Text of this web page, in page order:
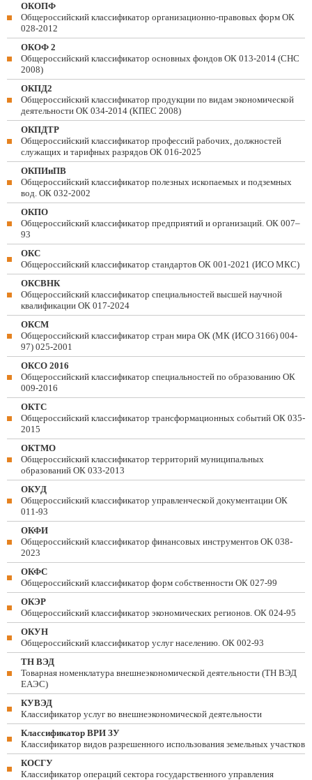
ОКОПФ
Общероссийский классификатор организационно-правовых форм ОК
028-2012
ОКОФ 2
Общероссийский классификатор основных фондов ОК 013-2014 (СНС
2008)
ОКПД2
Общероссийский классификатор продукции по видам экономической
деятельности ОК 034-2014 (КПЕС 2008)
ОКПДТР
Общероссийский классификатор профессий рабочих, должностей
служащих и тарифных разрядов ОК 016-2025
ОКПИиПВ
Общероссийский классификатор полезных ископаемых и подземных
вод. ОК 032-2002
ОКПО
Общероссийский классификатор предприятий и организаций. ОК 007–
93
ОКС
Общероссийский классификатор стандартов ОК 001-2021 (ИСО МКС)
ОКСВНК
Общероссийский классификатор специальностей высшей научной
квалификации ОК 017-2024
ОКСМ
Общероссийский классификатор стран мира ОК (МК (ИСО 3166) 004-
97) 025-2001
ОКСО 2016
Общероссийский классификатор специальностей по образованию ОК
009-2016
ОКТС
Общероссийский классификатор трансформационных событий ОК 035-
2015
ОКТМО
Общероссийский классификатор территорий муниципальных
образований ОК 033-2013
ОКУД
Общероссийский классификатор управленческой документации ОК
011-93
ОКФИ
Общероссийский классификатор финансовых инструментов OK 038-
2023
ОКФС
Общероссийский классификатор форм собственности ОК 027-99
ОКЭР
Общероссийский классификатор экономических регионов. ОК 024-95
ОКУН
Общероссийский классификатор услуг населению. ОК 002-93
ТН ВЭД
Товарная номенклатура внешнеэкономической деятельности (ТН ВЭД
ЕАЭС)
КУВЭД
Классификатор услуг во внешнеэкономической деятельности
Классификатор ВРИ ЗУ
Классификатор видов разрешенного использования земельных участков
КОСГУ
Классификатор операций сектора государственного управления